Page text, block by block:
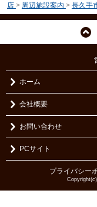
店 > 周辺施設案内 > 長久手
ホーム
会社概要
お問い合わせ
PCサイト
プライバシー